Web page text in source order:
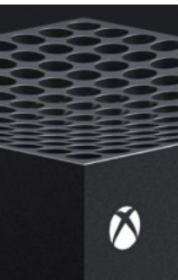
และ Xbox Series
ถึงปีหน้า
ของ Microsoft และหัวหน้า
ซื้อ Xbox Series X/S และ
ปก่อน เพราะทั้งสอง